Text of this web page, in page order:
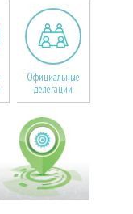
Официальные
делегации